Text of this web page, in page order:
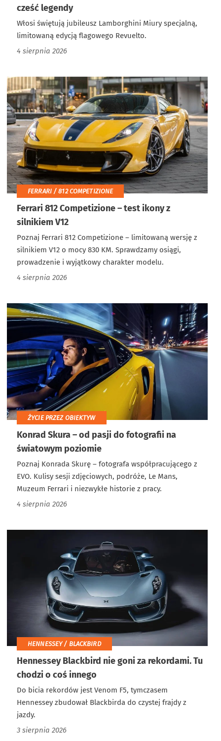
cześć legendy
Włosi świętują jubileusz Lamborghini Miury specjalną,
limitowaną edycją flagowego Revuelto.
4 sierpnia 2026
FERRARI / 812 COMPETIZIONE
Ferrari 812 Competizione – test ikony z
silnikiem V12
Poznaj Ferrari 812 Competizione – limitowaną wersję z
silnikiem V12 o mocy 830 KM. Sprawdzamy osiągi,
prowadzenie i wyjątkowy charakter modelu.
4 sierpnia 2026
ŻYCIE PRZEZ OBIEKTYW
Konrad Skura – od pasji do fotografii na
światowym poziomie
Poznaj Konrada Skurę – fotografa współpracującego z
EVO. Kulisy sesji zdjęciowych, podróże, Le Mans,
Muzeum Ferrari i niezwykłe historie z pracy.
4 sierpnia 2026
HENNESSEY / BLACKBIRD
Hennessey Blackbird nie goni za rekordami. Tu
chodzi o coś innego
Do bicia rekordów jest Venom F5, tymczasem
Hennessey zbudował Blackbirda do czystej frajdy z
jazdy.
3 sierpnia 2026